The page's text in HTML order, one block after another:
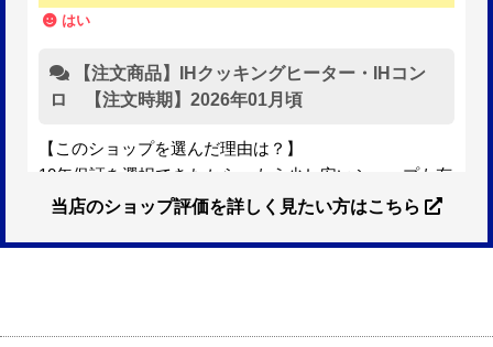
はい
【注文商品】IHクッキングヒーター・IHコン
ロ 【注文時期】2026年01月頃
【このショップを選んだ理由は？】
10年保証を選択できたから。もう少し安いショップも有
ったが、5年保証しかなかった。
当店のショップ評価を詳しく見たい方はこちら